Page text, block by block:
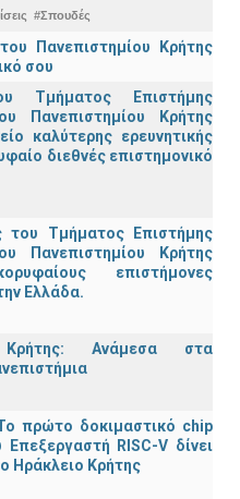
#Σπουδές
Πανεπιστημίου Κρήτης
σου
Τμήματος Επιστήμης
Πανεπιστημίου Κρήτης
καλύτερης ερευνητικής
διεθνές επιστημονικό
του Τμήματος Επιστήμης
Πανεπιστημίου Κρήτης
επιστήμονες
Ελλάδα.
Κρήτης: Ανάμεσα στα
πρώτο δοκιμαστικό chip
RISC-V δίνει
Ηράκλειο Κρήτης